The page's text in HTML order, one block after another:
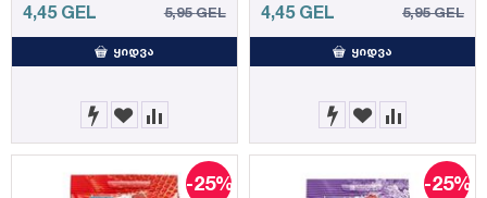
4,45 GEL 5,95 GEL
ᲧᲘᲓᲕᲐ
4,45 GEL 5,95 GEL
ᲧᲘᲓᲕᲐ
-25% -25%